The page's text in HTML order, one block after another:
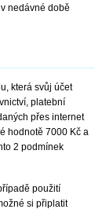
nedávné době
která svůj účet
platební
přes internet
hodnotě 7000 Kč a
2 podmínek
použití
si připlatit